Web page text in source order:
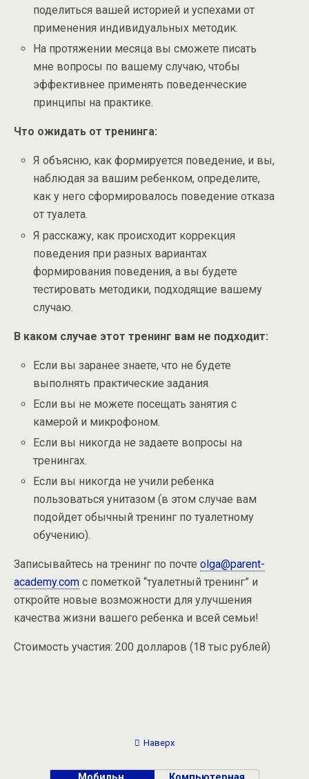
поделиться вашей историей и успехами от
применения индивидуальных методик.
На протяжении месяца вы сможете писать
мне вопросы по вашему случаю, чтобы
эффективнее применять поведенческие
принципы на практике.
Что ожидать от тренинга:
Я объясню, как формируется поведение, и вы,
наблюдая за вашим ребенком, определите,
как у него сформировалось поведение отказа
от туалета.
Я расскажу, как происходит коррекция
поведения при разных вариантах
формирования поведения, а вы будете
тестировать методики, подходящие вашему
случаю.
В каком случае этот тренинг вам не подходит:
Если вы заранее знаете, что не будете
выполнять практические задания.
Если вы не можете посещать занятия с
камерой и микрофоном.
Если вы никогда не задаете вопросы на
тренингах.
Если вы никогда не учили ребенка
пользоваться унитазом (в этом случае вам
подойдет обычный тренинг по туалетному
обучению).
Записывайтесь на тренинг по почте olga@parent-
academy.com с пометкой “туалетный тренинг” и
откройте новые возможности для улучшения
качества жизни вашего ребенка и всей семьи!
Стоимость участия: 200 долларов (18 тыс рублей)
Наверх